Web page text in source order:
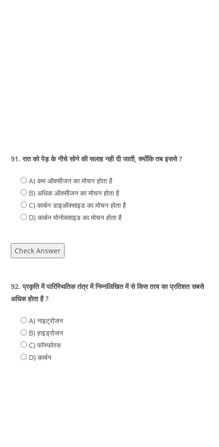
91. रात को पेड़ के नीचे सोने की सलाह नही दी जाती, क्योंकि तब इससे ?
A) कम ऑक्सीजन का मोचन होता है
B) अधिक ऑक्सीजन का मोचन होता है
C) कार्बन डाइऑक्साइड का मोचन होता है
D) कार्बन मोनोक्साइड का मोचन होता है
Check Answer
92. प्रकृति में पारिस्थितिक तंत्र में निम्नलिखित में से किस तत्व का प्रतिशत सबसे
अधिक होता है ?
A) नाइट्रोजन
B) हाइड्रोजन
C) फॉस्फोरस
D) कार्बन